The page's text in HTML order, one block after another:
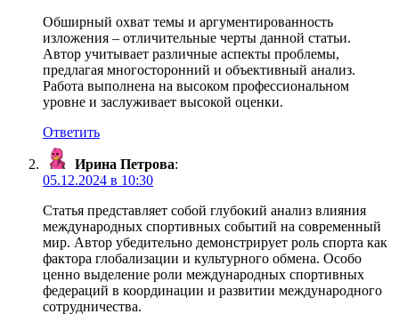
Обширный охват темы и аргументированность
изложения – отличительные черты данной статьи.
Автор учитывает различные аспекты проблемы,
предлагая многосторонний и объективный анализ.
Работа выполнена на высоком профессиональном
уровне и заслуживает высокой оценки.
Ответить
Ирина Петрова:
05.12.2024 в 10:30
Статья представляет собой глубокий анализ влияния
международных спортивных событий на современный
мир. Автор убедительно демонстрирует роль спорта как
фактора глобализации и культурного обмена. Особо
ценно выделение роли международных спортивных
федераций в координации и развитии международного
сотрудничества.